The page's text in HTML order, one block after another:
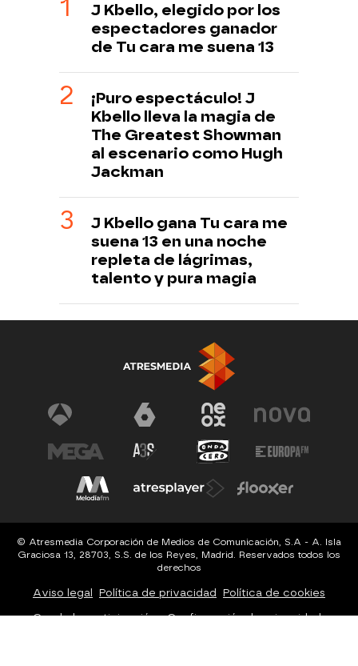
J Kbello, elegido por los
espectadores ganador
de Tu cara me suena 13
¡Puro espectáculo! J
Kbello lleva la magia de
The Greatest Showman
al escenario como Hugh
Jackman
J Kbello gana Tu cara me
suena 13 en una noche
repleta de lágrimas,
talento y pura magia
© Atresmedia Corporación de Medios de Comunicación, S.A - A. Isla
Graciosa 13, 28703, S.S. de los Reyes, Madrid. Reservados todos los
derechos
Aviso legal Política de privacidad Política de cookies
Cond. de participación Configuración de privacidad